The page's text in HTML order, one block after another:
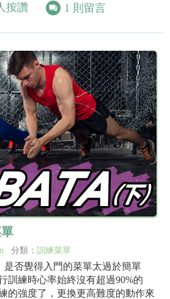
按讚 1 則留言
分類： 訓練菜單
是否覺得入門的菜單太過於簡單
訓練時心率始終沒有超過90%的
的強度了，更換更高難度的動作來